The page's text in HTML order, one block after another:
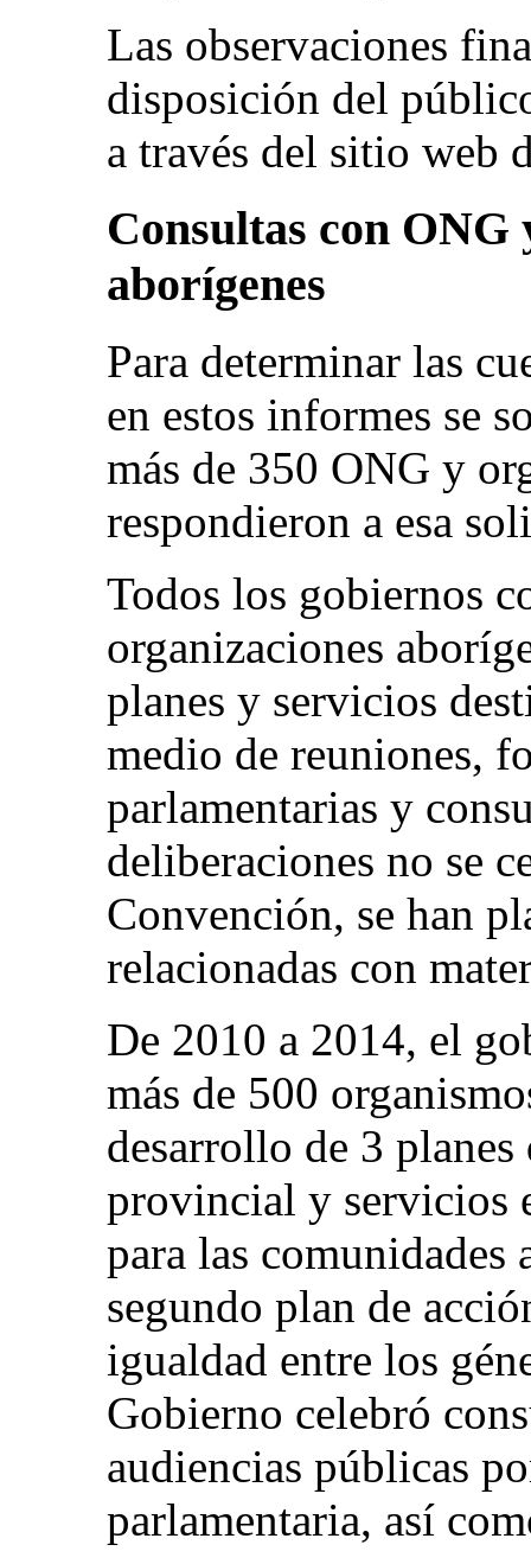
Las observaciones
disposición del
a través del sitio web
Consultas con ONG
aborígenes
Para determinar las
en estos informes se
más de 350 ONG y
respondieron a esa
Todos los gobiernos
organizaciones
planes y servicios
medio de reuniones,
parlamentarias y
deliberaciones no se
Convención, se han
relacionadas con
De 2010 a 2014, el
más de 500
desarrollo de 3
provincial y servicios
para las comunidades
segundo plan de
igualdad entre los
Gobierno celebró
audiencias públicas
parlamentaria, así